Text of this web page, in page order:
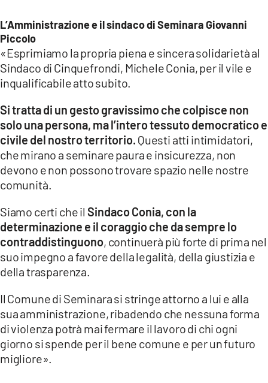
L’Amministrazione e il sindaco di Seminara Giovanni
Piccolo
«Esprimiamo la propria piena e sincera solidarietà al
Sindaco di Cinquefrondi, Michele Conia, per il vile e
inqualificabile atto subito.
Si tratta di un gesto gravissimo che colpisce non
solo una persona, ma l’intero tessuto democratico e
civile del nostro territorio. Questi atti intimidatori,
che mirano a seminare paura e insicurezza, non
devono e non possono trovare spazio nelle nostre
comunità.
Siamo certi che il Sindaco Conia, con la
determinazione e il coraggio che da sempre lo
contraddistinguono, continuerà più forte di prima nel
suo impegno a favore della legalità, della giustizia e
della trasparenza.
Il Comune di Seminara si stringe attorno a lui e alla
sua amministrazione, ribadendo che nessuna forma
di violenza potrà mai fermare il lavoro di chi ogni
giorno si spende per il bene comune e per un futuro
migliore».